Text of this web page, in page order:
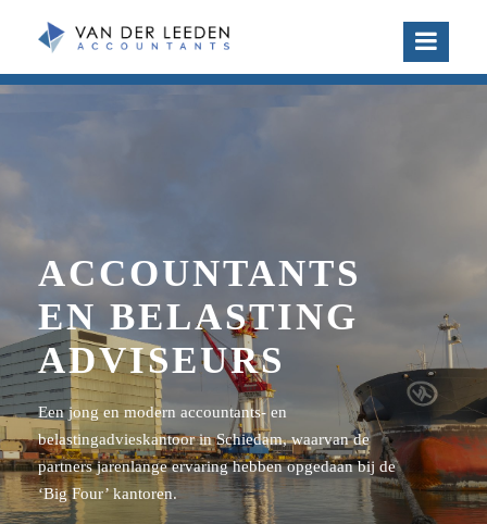
ACCOUNTANTS
EN BELASTING
ADVISEURS
Een jong en modern accountants- en
belastingadvieskantoor in Schiedam, waarvan de
partners jarenlange ervaring hebben opgedaan bij de
‘Big Four’ kantoren.